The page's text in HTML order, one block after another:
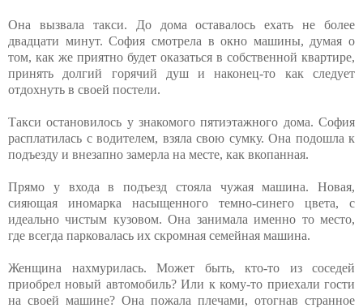
Она вызвала такси. До дома оставалось ехать не более
двадцати минут. София смотрела в окно машины, думая о
том, как же приятно будет оказаться в собственной квартире,
принять долгий горячий душ и наконец-то как следует
отдохнуть в своей постели.
Такси остановилось у знакомого пятиэтажного дома. София
расплатилась с водителем, взяла свою сумку. Она подошла к
подъезду и внезапно замерла на месте, как вкопанная.
Прямо у входа в подъезд стояла чужая машина. Новая,
сияющая иномарка насыщенного темно-синего цвета, с
идеально чистым кузовом. Она занимала именно то место,
где всегда парковалась их скромная семейная машина.
Женщина нахмурилась. Может быть, кто-то из соседей
приобрел новый автомобиль? Или к кому-то приехали гости
на своей машине? Она пожала плечами, отогнав странное